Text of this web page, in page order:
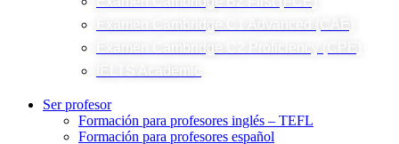
Examen Cambridge C1 Advanced (CAE)
Examen Cambridge C2 Proficiency (CPE)
IELTS Academic
Ser profesor
Formación para profesores inglés – TEFL
Formación para profesores español